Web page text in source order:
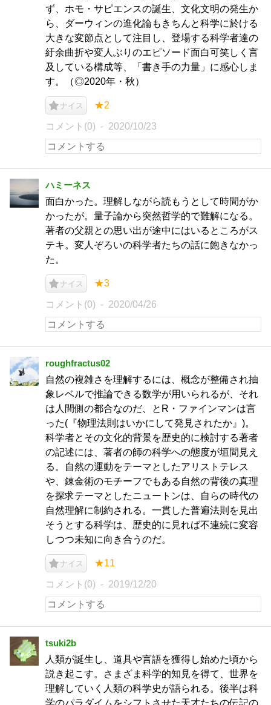
ず、ホモ・サピエンスの誕生、文化文明の発生か
ら、ダーウィンの進化論もきちんと科学に於ける
大きな変節点として注目し、登場する科学者達の
紆余曲折や変人ぶりのエピソード面白可笑しく言
及している構成等、「書き手の力量」に感心しま
す。（◎2020年・秋）
ナイス ★2
コメント(0) 2020/10/23
ハミーネス
面白かった。理解しながら読もうとして時間がか
かったが。量子論から突然哲学的で難解になる。
著者の父親との思い出が途中にはいるところがス
テキ。変人ぞろいの科学者たちの話に飽きなかっ
た。
ナイス ★3
コメント(0) 2020/04/26
roughfractus02
自然の複雑さを理解するには、概念が整備され抽
象レベルで推論できる数学が用いられるが、それ
は人間側の都合なのだ、とR・ファインマンは言
った(『物理法則はいかにして発見されたか』)。
科学者とその文化的背景を歴史的に検討する著者
の記述には、著者の師の科学への態度が垣間見え
る。自然の運動をテーマとしたアリストテレス
や、錬金術のモチーフでもある自然の背後の真理
を探求テーマとしたニュートンは、自らの時代の
自然理解に制約される。一貫した普遍法則を見出
そうとする科学は、歴史的に見れば不連続に変容
しつつ未知に向き合うのだ。
ナイス ★11
コメント(0) 2019/12/20
tsuki2b
人類が誕生し、道具や言語を獲得し始めた頃から
説き起こす。さまざま科学的知見を得て、世界を
理解していく人類の科学史が語られる。後半は科
学のパラダイムをシフトさせた天才たちの伝記の